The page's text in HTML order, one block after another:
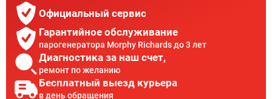
Официальный сервис
Гарантийное обслуживание
парогенератора Morphy Richards до 3 лет
Диагностика за наш счет,
ремонт по желанию
Бесплатный выезд курьера
в день обращения